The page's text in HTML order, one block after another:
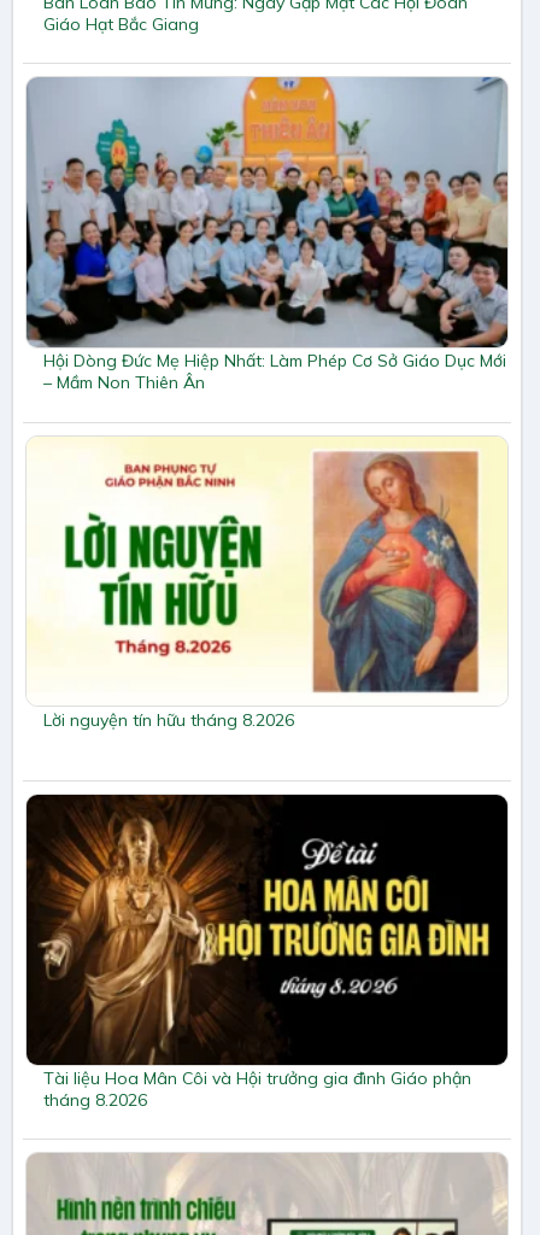
Giáo Hạt Bắc Giang
Hội Dòng Đức Mẹ Hiệp Nhất: Làm Phép Cơ Sở Giáo Dục Mới
– Mầm Non Thiên Ân
Lời nguyện tín hữu tháng 8.2026
Tài liệu Hoa Mân Côi và Hội trưởng gia đình Giáo phận
tháng 8.2026